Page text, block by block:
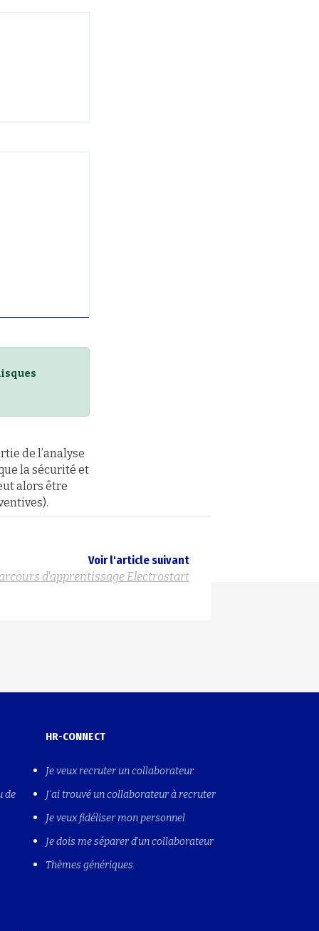
de l’analyse
la sécurité et
alors être
Voir l'article suivant
d'apprentissage Electrostart
de
HR-CONNECT
Je veux recruter un collaborateur
J'ai trouvé un collaborateur à recruter
Je veux fidéliser mon personnel
Je dois me séparer d'un collaborateur
Thèmes génériques